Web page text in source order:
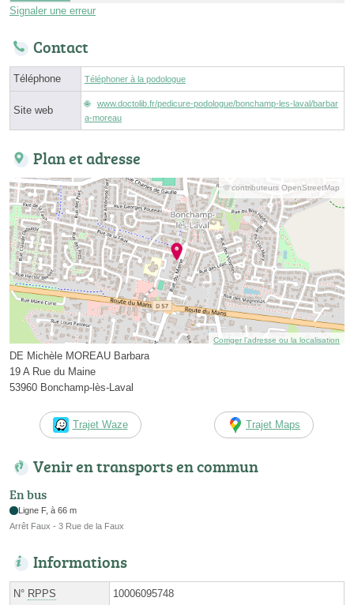
Signaler une erreur
Contact
Téléphone Téléphoner à la podologue
Site web
www.doctolib.fr/pedicure-podologue/bonchamp-les-laval/barbar
a-moreau
Plan et adresse
© contributeurs OpenStreetMap
Corriger l’adresse ou la localisation
DE Michèle MOREAU Barbara
19 A Rue du Maine
53960 Bonchamp-lès-Laval
Trajet Waze Trajet Maps
Venir en transports en commun
En bus
Ligne F, à 66 m
Arrêt Faux - 3 Rue de la Faux
Informations
N° RPPS 10006095748